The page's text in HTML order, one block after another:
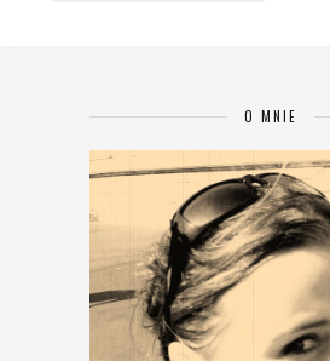
O MNIE